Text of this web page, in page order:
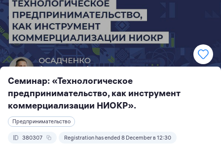
Семинар: «Технологическое
предпринимательство, как инструмент
коммерциализации НИОКР».
Предпринимательство
380307 Registration has ended 8 December в 12:30